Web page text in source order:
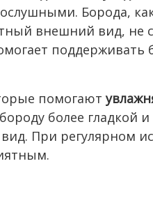
Борода,
внешний вид, не
поддерживать
помогают
более гладкой
При регулярном